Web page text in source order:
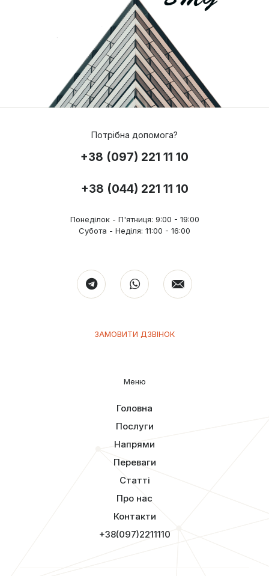
Потрібна допомога?
+38 (097) 221 11 10
+38 (044) 221 11 10
Понеділок - П'ятниця: 9:00 - 19:00
Субота - Неділя: 11:00 - 16:00
ЗАМОВИТИ ДЗВІНОК
Меню
Головна
Послуги
Напрями
Переваги
Статті
Про нас
Контакти
+38(097)2211110